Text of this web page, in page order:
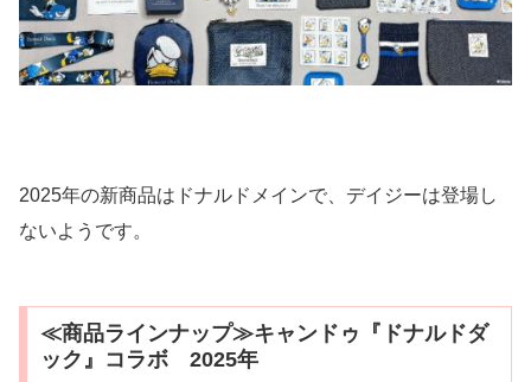
2025年の新商品はドナルドメインで、デイジーは登場し
ないようです。
≪商品ラインナップ≫キャンドゥ『ドナルドダ
ック』コラボ 2025年